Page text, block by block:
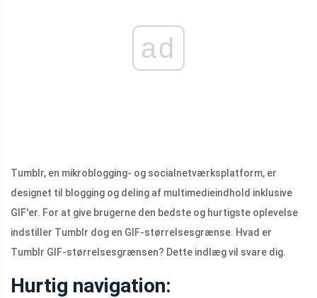
ad
Tumblr, en mikroblogging- og socialnetværksplatform, er
designet til blogging og deling af multimedieindhold inklusive
GIF'er. For at give brugerne den bedste og hurtigste oplevelse
indstiller Tumblr dog en GIF-størrelsesgrænse. Hvad er
Tumblr GIF-størrelsesgrænsen? Dette indlæg vil svare dig.
Hurtig navigation: